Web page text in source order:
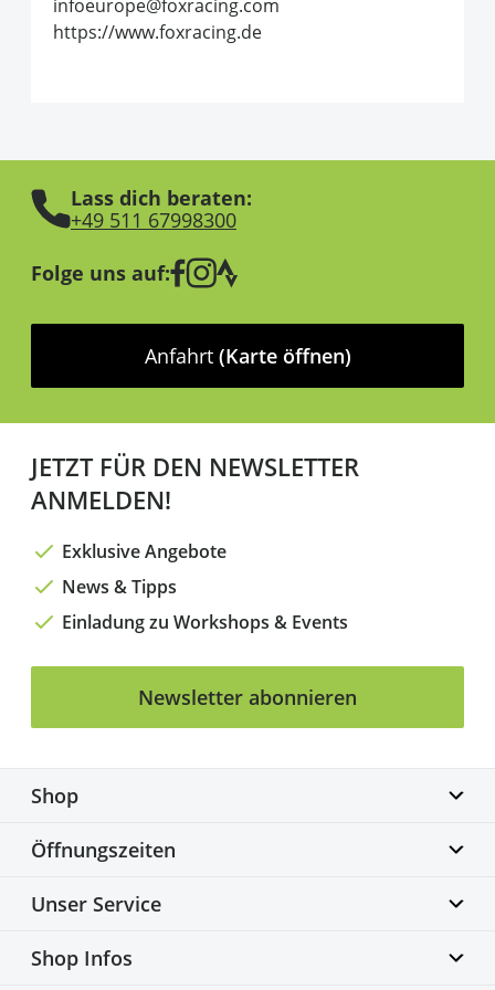
infoeurope@foxracing.com
https://www.foxracing.de
Lass dich beraten:
+49 511 67998300
Folge uns auf:
Anfahrt (Karte öffnen)
JETZT FÜR DEN NEWSLETTER
ANMELDEN!
Exklusive Angebote
News & Tipps
Einladung zu Workshops & Events
Newsletter abonnieren
Shop
Biketime GmbH
Alter Flughafen 7a
info@biketime.de
Öffnungszeiten
Dienstag – Freitag
Samstag
Unser Service
Fahrradwerkstatt
Shop Infos